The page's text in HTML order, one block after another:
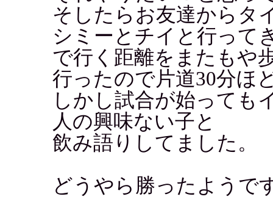
そしたらお友達からタ
シミーとチイと行って
で行く距離をまたもや
行ったので片道30分ほ
しかし試合が始っても
人の興味ない子と
飲み語りしてました。
どうやら勝ったようで